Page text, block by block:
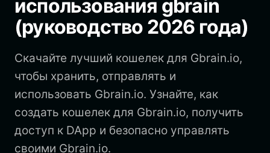
Português (Brasil)
Español (Argentina)
использования gbrain
(руководство 2026 года)
Скачайте лучший кошелек для Gbrain.io,
чтобы хранить, отправлять и
использовать Gbrain.io. Узнайте, как
создать кошелек для Gbrain.io, получить
доступ к DApp и безопасно управлять
своими Gbrain.io.